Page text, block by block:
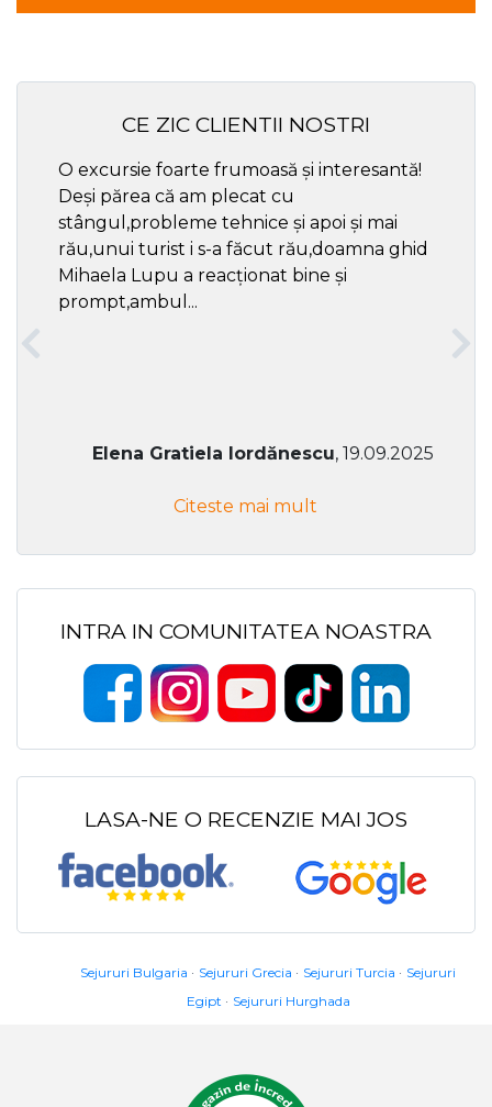
CE ZIC CLIENTII NOSTRI
O excursie foarte frumoasă și interesantă!
Deși părea că am plecat cu
stângul,probleme tehnice și apoi și mai
rău,unui turist i s-a făcut rău,doamna ghid
Mihaela Lupu a reacționat bine și
prompt,ambul...
Elena Gratiela Iordănescu, 19.09.2025
Citeste mai mult
INTRA IN COMUNITATEA NOASTRA
LASA-NE O RECENZIE MAI JOS
Sejururi Bulgaria Sejururi Grecia Sejururi Turcia
Sejururi
Egipt
Sejururi Hurghada